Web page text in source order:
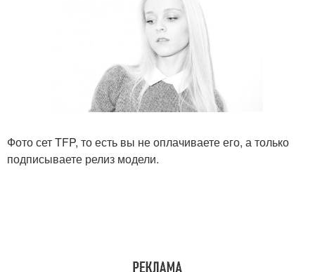
Фото сет TFP, то есть вы не оплачиваете его, а только
подписываете релиз модели.